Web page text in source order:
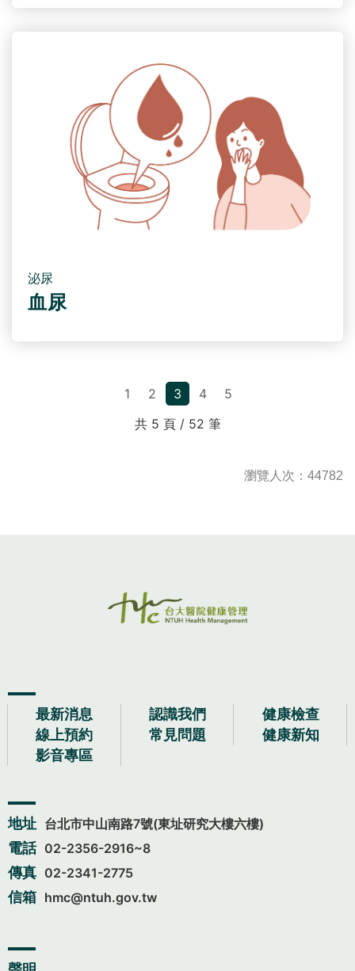
泌尿
血尿
1 2 3 4
5
共 5 頁 / 52 筆
瀏覽人次：44782
最新消息 認識我們
健康檢查
線上預約
常見問題
健康新知
影音專區
地址 台北市中山南路7號(東址研究大樓六樓)
電話 02-2356-2916~8
傳真 02-2341-2775
信箱 hmc@ntuh.gov.tw